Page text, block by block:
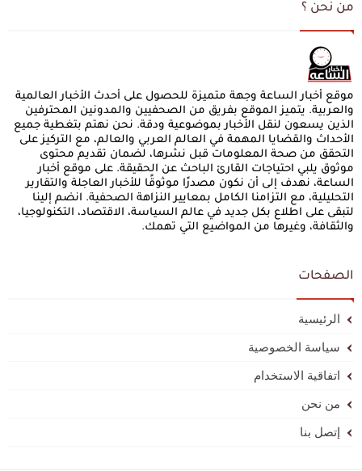
من نحن ؟
موقع أخبار الساعة وجهة متميزة للحصول على أحدث الأخبار العالمية
والعربية. يتميز الموقع بفريق من الصحفيين والمدونين المحترفين
الذين يسعون لنقل الأخبار بموضوعية ودقة. نحن نهتم بتغطية جميع
الأحداث والقضايا المهمة في العالم العربي والعالم، مع التركيز على
التحقق من صحة المعلومات قبل نشرها، لضمان تقديم محتوى
موثوق يلبي احتياجات القارئ الباحث عن الحقيقة. على موقع أخبار
الساعة، نهدف إلى أن نكون مصدرًا موثوقًا للأخبار العاجلة والتقارير
التحليلية، مع التزامنا الكامل بمعايير النزاهة الصحفية. انضم إلينا
لتبقى على اطلاع بكل جديد في عالم السياسة، الاقتصاد، التكنولوجيا،
والثقافة، وغيرها من المواضيع التي تهمك.
الصفحات
الرئيسية
سياسة الخصوصية
اتفاقية الاستخدام
من نحن
إتصل بنا